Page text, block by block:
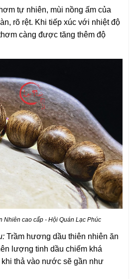
tự nhiên, mùi nồng ấm của
rõ rệt. Khi tiếp xúc với nhiệt độ
càng được tăng thêm độ
Nhiên cao cấp - Hội Quán Lạc Phúc
Trầm hương dầu thiên nhiên ăn
lượng tinh dầu chiếm khá
thả vào nước sẽ gần như